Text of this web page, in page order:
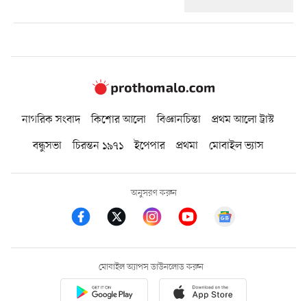
নাগরিক সংবাদ কিশোর আলো বিজ্ঞানচিন্তা
প্রথম আলো ট্রাস্ট
বন্ধুসভা
চিরন্তন ১৯৭১ ইপেপার প্রথমা মোবাইল ভ্যাস
অনুসরণ করুন
মোবাইল অ্যাপস ডাউনলোড করুন